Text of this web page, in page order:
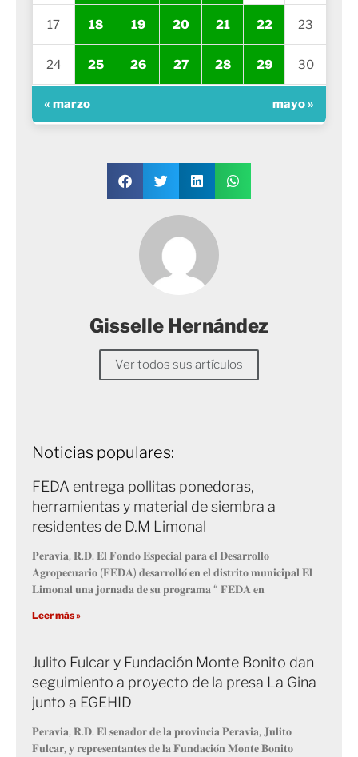
17 18 19 20 21 22 23
24 25 26 27 28 29 30
« marzo mayo »
Gisselle Hernández
Ver todos sus artículos
Noticias populares:
FEDA entrega pollitas ponedoras,
herramientas y material de siembra a
residentes de D.M Limonal
𝐏𝐞𝐫𝐚𝐯𝐢𝐚, 𝐑.𝐃. 𝐄𝐥 𝐅𝐨𝐧𝐝𝐨 𝐄𝐬𝐩𝐞𝐜𝐢𝐚𝐥 𝐩𝐚𝐫𝐚 𝐞𝐥 𝐃𝐞𝐬𝐚𝐫𝐫𝐨𝐥𝐥𝐨
𝐀𝐠𝐫𝐨𝐩𝐞𝐜𝐮𝐚𝐫𝐢𝐨 (𝐅𝐄𝐃𝐀) 𝐝𝐞𝐬𝐚𝐫𝐫𝐨𝐥𝐥𝐨́ 𝐞𝐧 𝐞𝐥 𝐝𝐢𝐬𝐭𝐫𝐢𝐭𝐨 𝐦𝐮𝐧𝐢𝐜𝐢𝐩𝐚𝐥 𝐄𝐥
𝐋𝐢𝐦𝐨𝐧𝐚𝐥 𝐮𝐧𝐚 𝐣𝐨𝐫𝐧𝐚𝐝𝐚 𝐝𝐞 𝐬𝐮 𝐩𝐫𝐨𝐠𝐫𝐚𝐦𝐚 “ 𝐅𝐄𝐃𝐀 𝐞𝐧
Leer más »
Julito Fulcar y Fundación Monte Bonito dan
seguimiento a proyecto de la presa La Gina
junto a EGEHID
𝐏𝐞𝐫𝐚𝐯𝐢𝐚, 𝐑.𝐃. 𝐄𝐥 𝐬𝐞𝐧𝐚𝐝𝐨𝐫 𝐝𝐞 𝐥𝐚 𝐩𝐫𝐨𝐯𝐢𝐧𝐜𝐢𝐚 𝐏𝐞𝐫𝐚𝐯𝐢𝐚, 𝐉𝐮𝐥𝐢𝐭𝐨
𝐅𝐮𝐥𝐜𝐚𝐫, 𝐲 𝐫𝐞𝐩𝐫𝐞𝐬𝐞𝐧𝐭𝐚𝐧𝐭𝐞𝐬 𝐝𝐞 𝐥𝐚 𝐅𝐮𝐧𝐝𝐚𝐜𝐢𝐨́𝐧 𝐌𝐨𝐧𝐭𝐞 𝐁𝐨𝐧𝐢𝐭𝐨